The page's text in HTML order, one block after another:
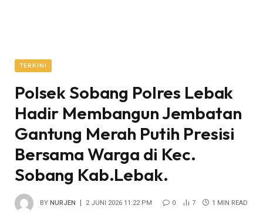
TERKINI
Polsek Sobang Polres Lebak
Hadir Membangun Jembatan
Gantung Merah Putih Presisi
Bersama Warga di Kec.
Sobang Kab.Lebak.
BY NURJEN 2 JUNI 2026 11:22 PM 0 7 1 MIN READ